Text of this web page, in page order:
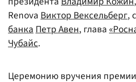
RenovaВиктор Вексельберг,
банкаПетр Авен, глава
Чубайс.
Церемонию вручения премии